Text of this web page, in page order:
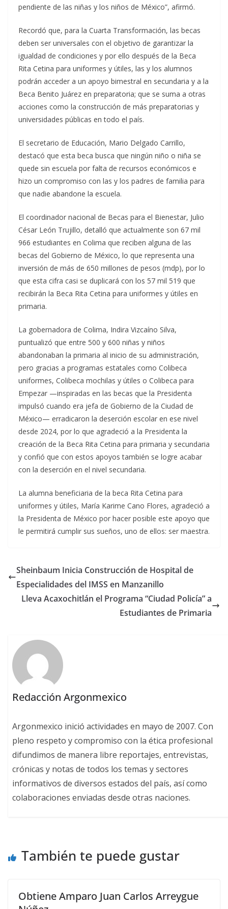
pendiente de las niñas y los niños de México”, afirmó.
Recordó que, para la Cuarta Transformación, las becas
deben ser universales con el objetivo de garantizar la
igualdad de condiciones y por ello después de la Beca
Rita Cetina para uniformes y útiles, las y los alumnos
podrán acceder a un apoyo bimestral en secundaria y a la
Beca Benito Juárez en preparatoria; que se suma a otras
acciones como la construcción de más preparatorias y
universidades públicas en todo el país.
El secretario de Educación, Mario Delgado Carrillo,
destacó que esta beca busca que ningún niño o niña se
quede sin escuela por falta de recursos económicos e
hizo un compromiso con las y los padres de familia para
que nadie abandone la escuela.
El coordinador nacional de Becas para el Bienestar, Julio
César León Trujillo, detalló que actualmente son 67 mil
966 estudiantes en Colima que reciben alguna de las
becas del Gobierno de México, lo que representa una
inversión de más de 650 millones de pesos (mdp), por lo
que esta cifra casi se duplicará con los 57 mil 519 que
recibirán la Beca Rita Cetina para uniformes y útiles en
primaria.
La gobernadora de Colima, Indira Vizcaíno Silva,
puntualizó que entre 500 y 600 niñas y niños
abandonaban la primaria al inicio de su administración,
pero gracias a programas estatales como Colibeca
uniformes, Colibeca mochilas y útiles o Colibeca para
Empezar —inspiradas en las becas que la Presidenta
impulsó cuando era jefa de Gobierno de la Ciudad de
México— erradicaron la deserción escolar en ese nivel
desde 2024, por lo que agradeció a la Presidenta la
creación de la Beca Rita Cetina para primaria y secundaria
y confió que con estos apoyos también se logre acabar
con la deserción en el nivel secundaria.
La alumna beneficiaria de la beca Rita Cetina para
uniformes y útiles, María Karime Cano Flores, agradeció a
la Presidenta de México por hacer posible este apoyo que
le permitirá cumplir sus sueños, uno de ellos: ser maestra.
Sheinbaum Inicia Construcción de Hospital de
Especialidades del IMSS en Manzanillo
Lleva Acaxochitlán el Programa “Ciudad Policía” a
Estudiantes de Primaria
Redacción Argonmexico
Argonmexico inició actividades en mayo de 2007. Con
pleno respeto y compromiso con la ética profesional
difundimos de manera libre reportajes, entrevistas,
crónicas y notas de todos los temas y sectores
informativos de diversos estados del país, así como
colaboraciones enviadas desde otras naciones.
También te puede gustar
Obtiene Amparo Juan Carlos Arreygue